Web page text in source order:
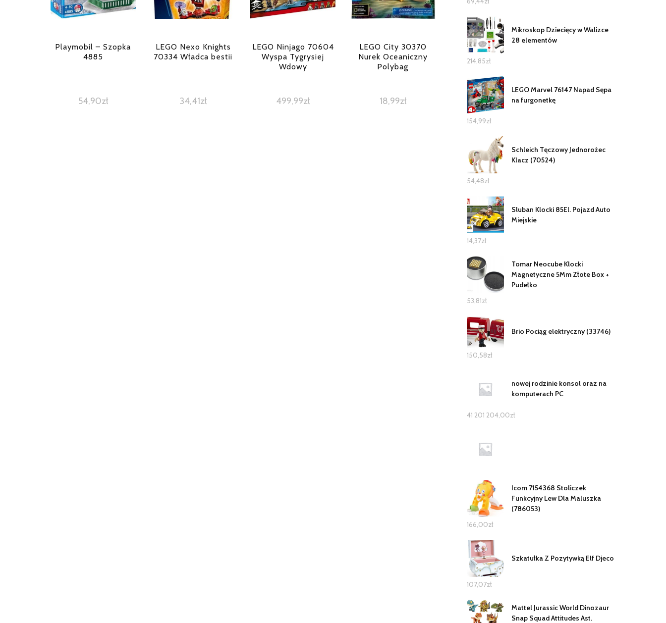
Playmobil – Szopka
4885
54,90zł
LEGO Nexo Knights
70334 Władca bestii
34,41zł
LEGO Ninjago 70604
Wyspa Tygrysiej
Wdowy
499,99zł
LEGO City 30370
Nurek Oceaniczny
Polybag
18,99zł
Mikroskop Dziecięcy w Walizce
28 elementów
214,85zł
LEGO Marvel 76147 Napad Sępa
na furgonetkę
154,99zł
Schleich Tęczowy Jednorożec
Klacz (70524)
54,48zł
Sluban Klocki 85El. Pojazd Auto
Miejskie
14,37zł
Tomar Neocube Klocki
Magnetyczne 5Mm Złote Box +
Pudełko
53,81zł
Brio Pociąg elektryczny (33746)
150,58zł
nowej rodzinie konsol oraz na
komputerach PC
41 201 204,00zł
Icom 7154368 Stoliczek
Funkcyjny Lew Dla Maluszka
(786053)
166,00zł
Szkatułka Z Pozytywką Elf Djeco
107,07zł
Mattel Jurassic World Dinozaur
Snap Squad Attitudes Ast.